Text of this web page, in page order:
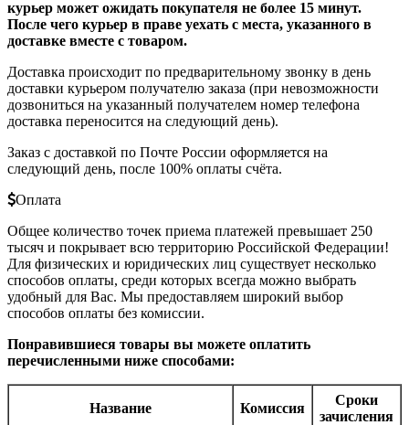
курьер может ожидать покупателя не более 15 минут.
После чего курьер в праве уехать с места, указанного в
доставке вместе с товаром.
Доставка происходит по предварительному звонку в день
доставки курьером получателю заказа (при невозможности
дозвониться на указанный получателем номер телефона
доставка переносится на следующий день).
Заказ с доставкой по Почте России оформляется на
следующий день, после 100% оплаты счёта.
Оплата
Общее количество точек приема платежей превышает 250
тысяч и покрывает всю территорию Российской Федерации!
Для физических и юридических лиц существует несколько
способов оплаты, среди которых всегда можно выбрать
удобный для Вас. Мы предоставляем широкий выбор
способов оплаты без комиссии.
Понравившиеся товары вы можете оплатить
перечисленными ниже способами:
Название Комиссия
Сроки
зачисления